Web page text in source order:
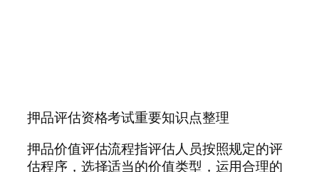
押品评估资格考试重要知识点整理
押品价值评估流程指评估人员按照规定的评
估程序，选择适当的价值类型，运用合理的